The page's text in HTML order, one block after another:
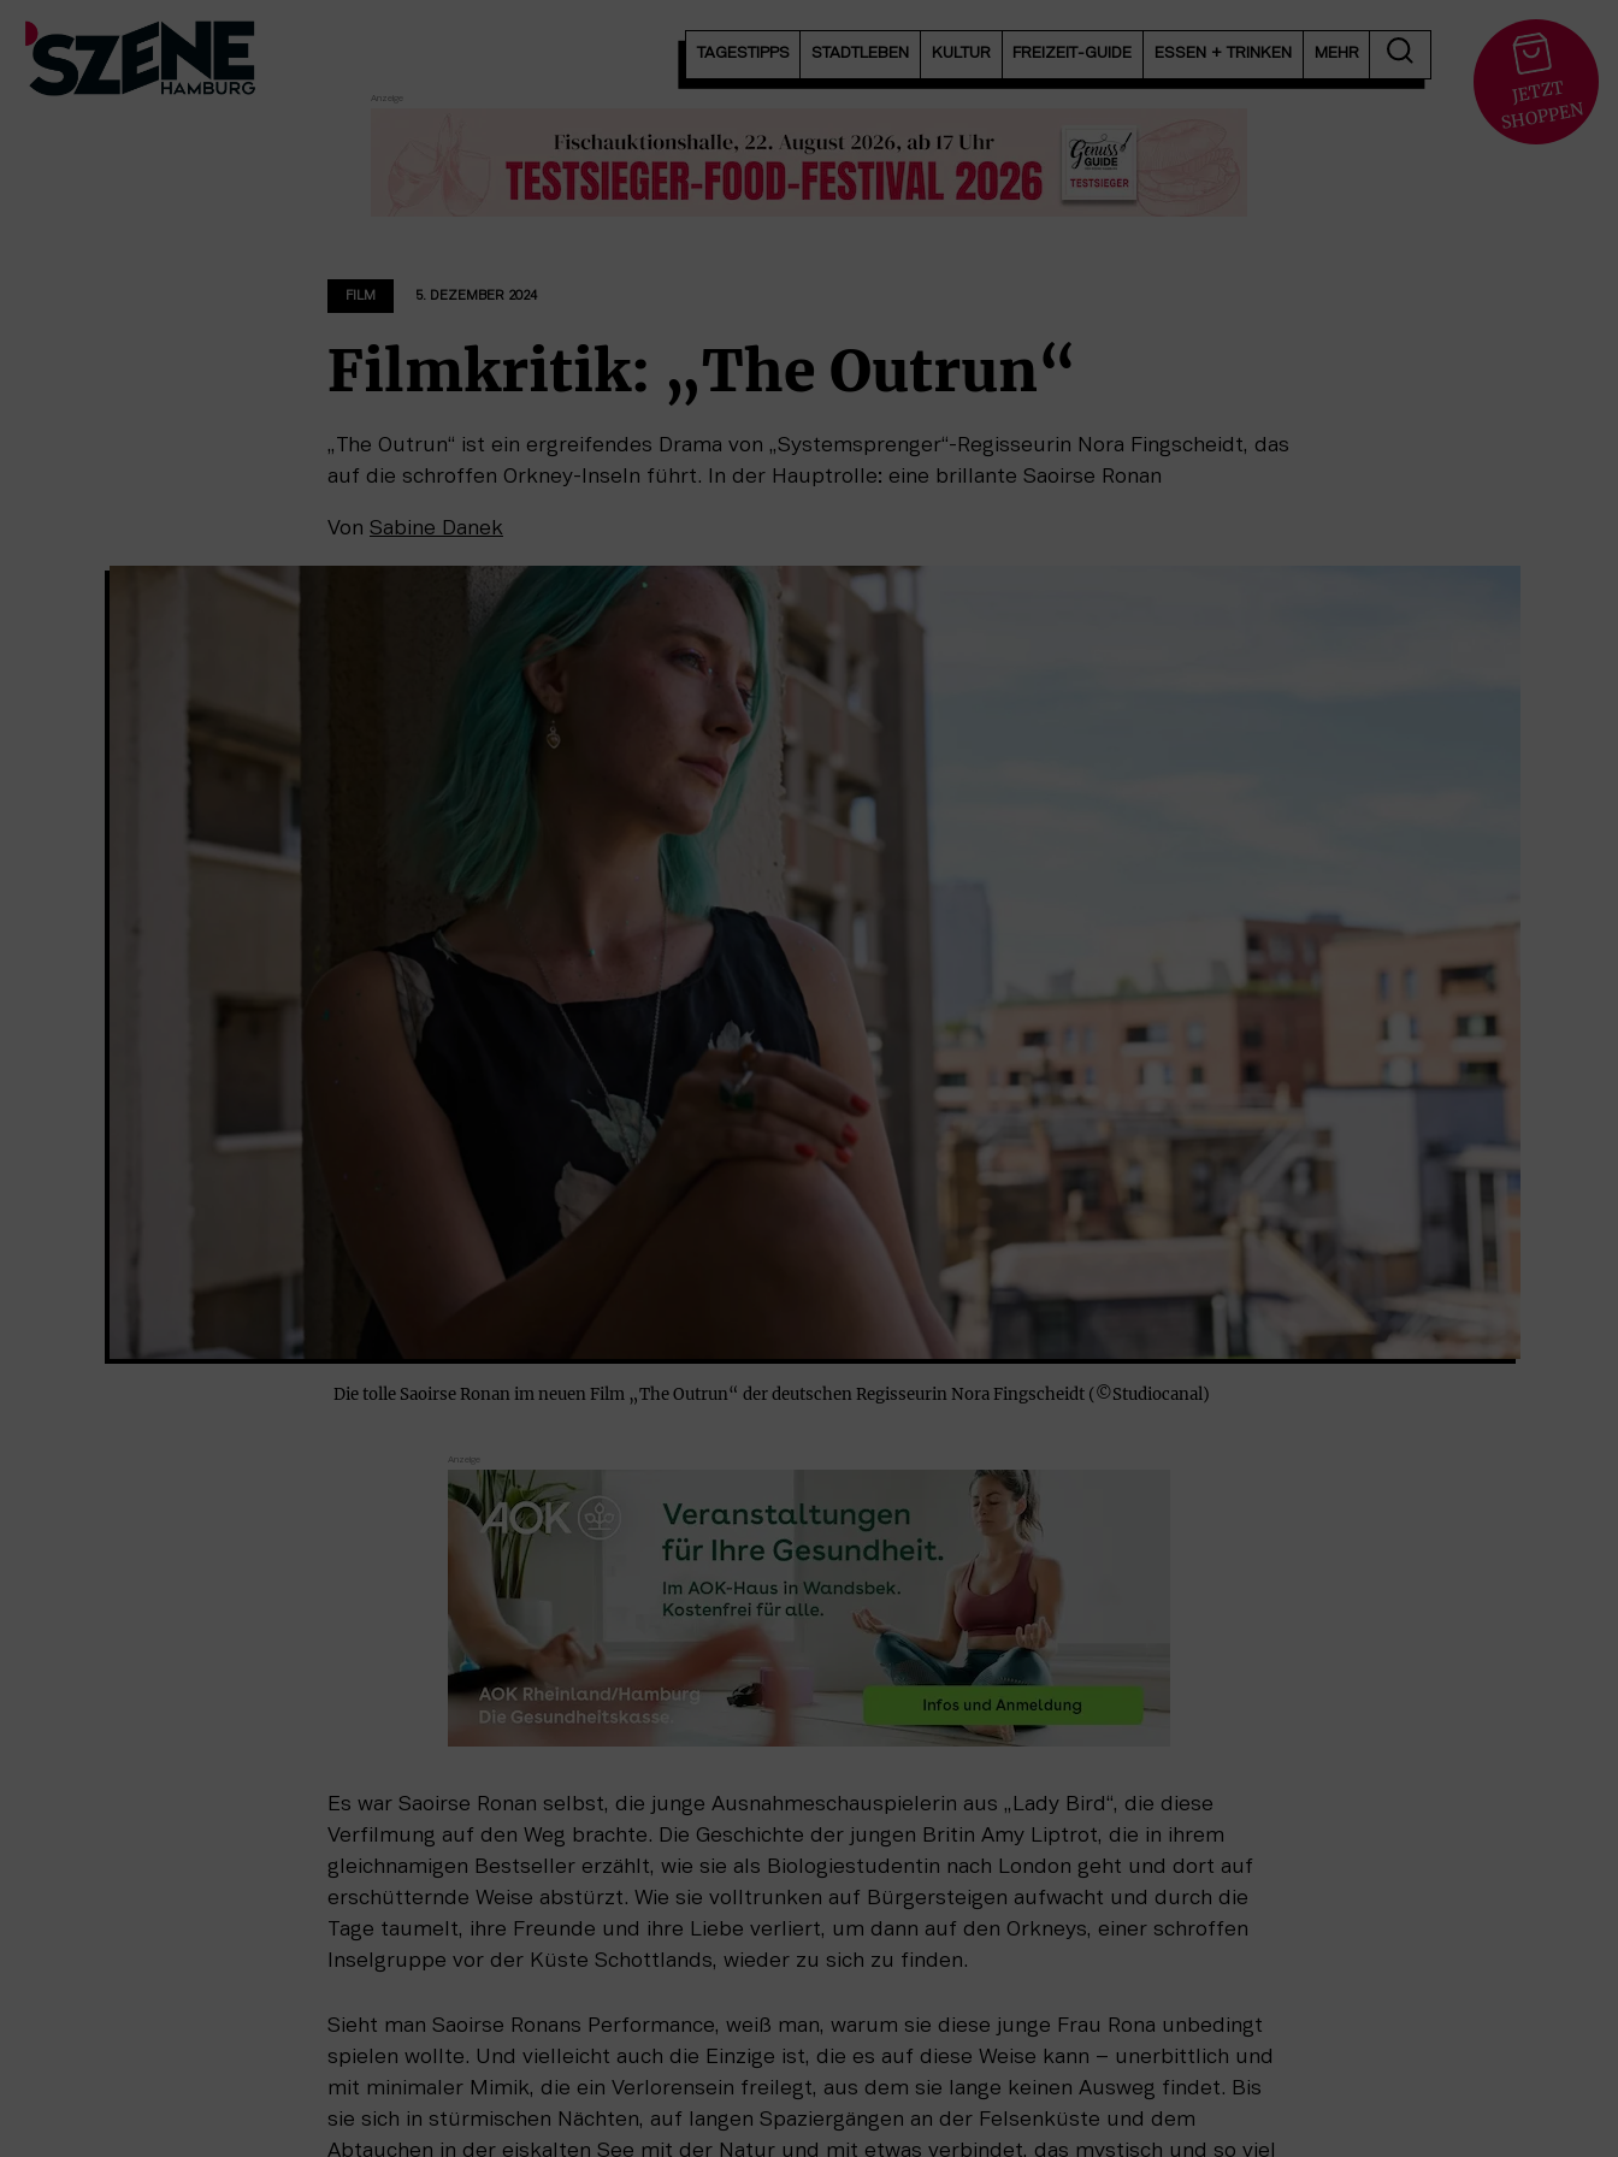
Zum
TAGESTIPPS STADTLEBEN KULTUR FREIZEIT-GUIDE ESSEN + TRINKEN MEHR
JETZT
S
HOPPEN
FILM 5. DEZEMBER 2024
Filmkritik: „The Outrun“
„The Outrun“ ist ein ergreifendes Drama von „Systemsprenger“-Regisseurin Nora Fingscheidt, das
auf die schroffen Orkney-Inseln führt. In der Hauptrolle: eine brillante Saoirse Ronan
Von Sabine Danek
Die tolle Saoirse Ronan im neuen Film „The Outrun“ der deutschen Regisseurin Nora Fingscheidt (©Studiocanal)
Es war Saoirse Ronan selbst, die junge Ausnahmeschauspielerin aus „Lady Bird“, die diese
Verfilmung auf den Weg brachte. Die Geschichte der jungen Britin Amy Liptrot, die in ihrem
gleichnamigen Bestseller erzählt, wie sie als Biologiestudentin nach London geht und dort auf
erschütternde Weise abstürzt. Wie sie volltrunken auf Bürgersteigen aufwacht und durch die
Tage taumelt, ihre Freunde und ihre Liebe verliert, um dann auf den Orkneys, einer schroffen
Inselgruppe vor der Küste Schottlands, wieder zu sich zu finden.
Sieht man Saoirse Ronans Performance, weiß man, warum sie diese junge Frau Rona unbedingt
spielen wollte. Und vielleicht auch die Einzige ist, die es auf diese Weise kann – unerbittlich und
mit minimaler Mimik, die ein Verlorensein freilegt, aus dem sie lange keinen Ausweg findet. Bis
sie sich in stürmischen Nächten, auf langen Spaziergängen an der Felsenküste und dem
Abtauchen in der eiskalten See mit der Natur und mit etwas verbindet, das mystisch und so viel